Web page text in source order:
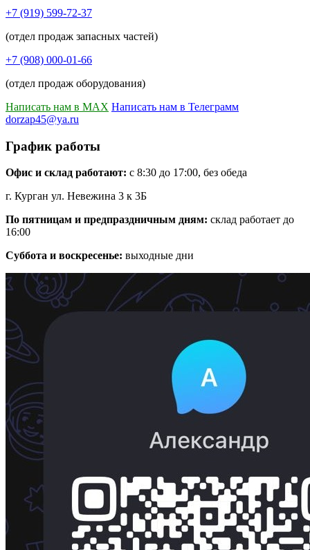
+7 (919) 599-72-37
(отдел продаж запасных частей)
+7 (908) 000-01-66
(отдел продаж оборудования)
Написать нам в MAX Написать нам в Телеграмм
dorzap45@ya.ru
График работы
Офис и склад работают: с 8:30 до 17:00, без обеда
г. Курган ул. Невежина 3 к 3Б
По пятницам и предпраздничным дням: склад работает до
16:00
Суббота и воскресенье: выходные дни